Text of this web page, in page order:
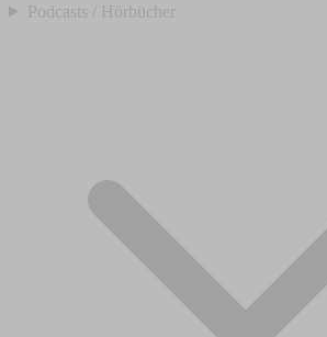
Podcasts / Hörbücher